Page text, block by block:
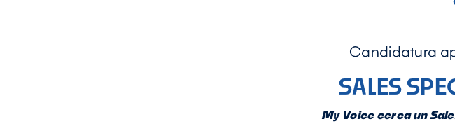
Candidatura
SALES
My Voice cerca un